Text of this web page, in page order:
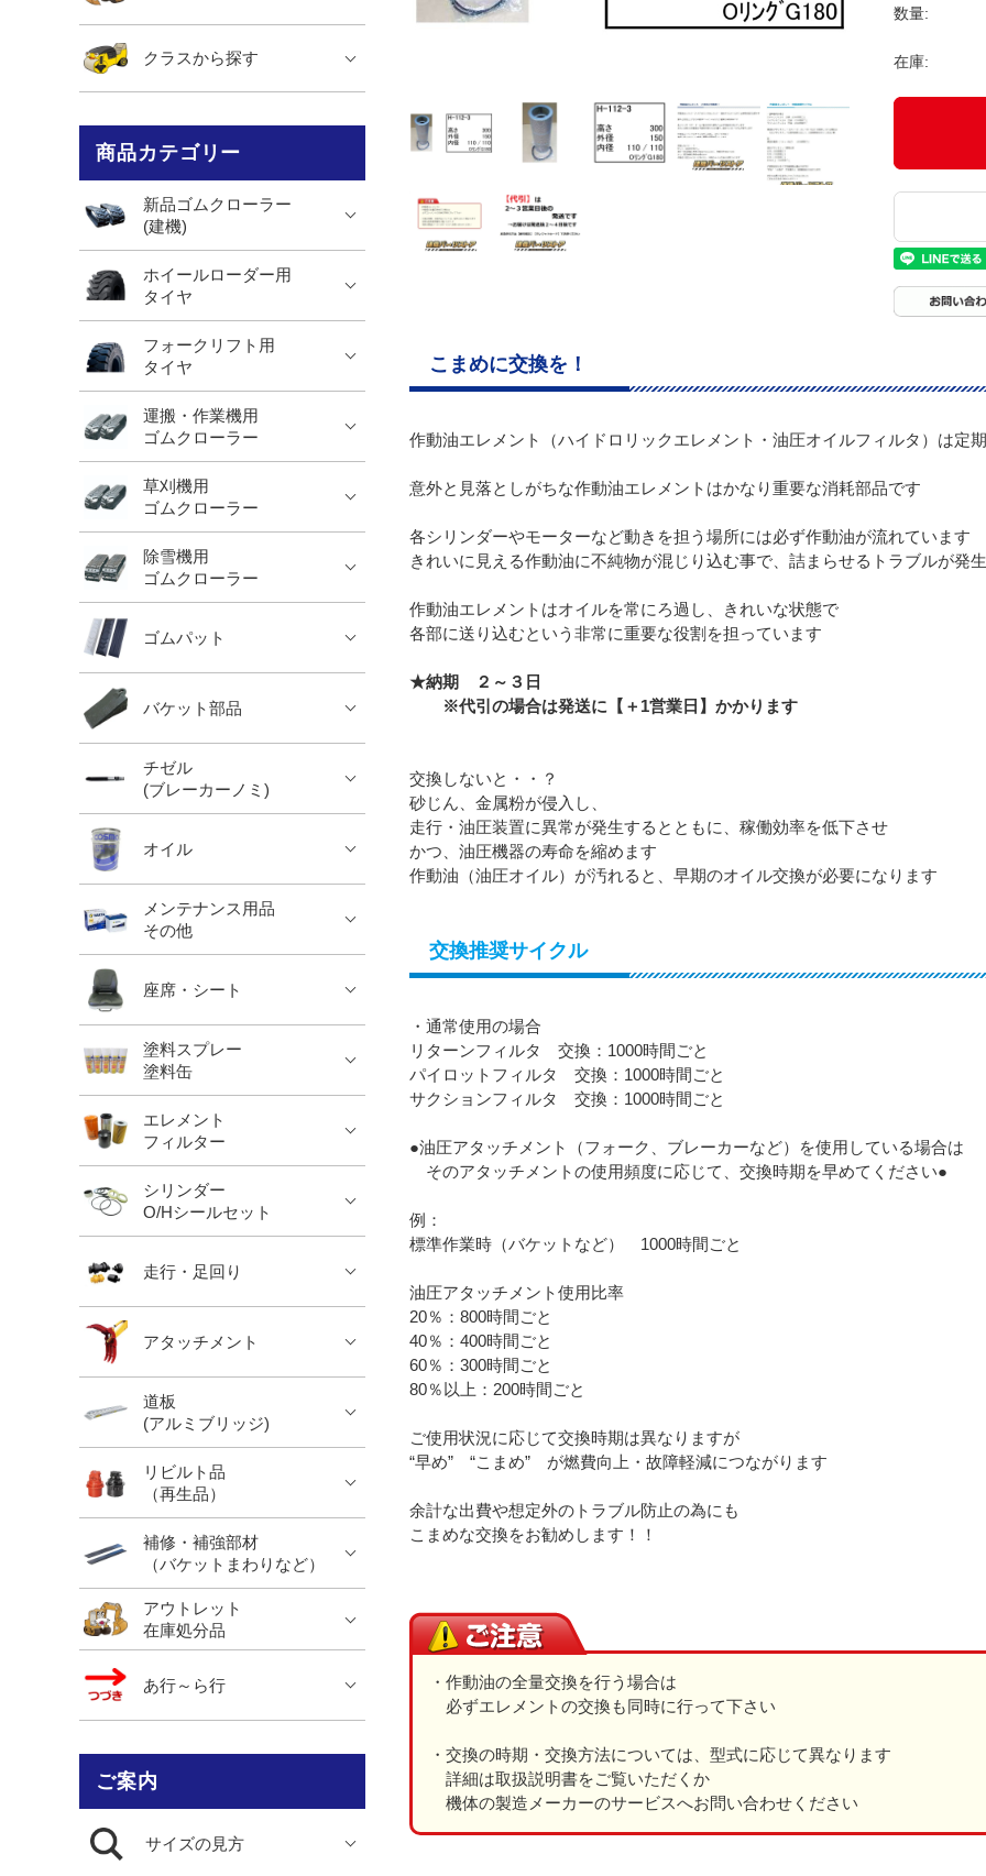
数量:
在庫:
こまめに交換を！
作動油エレメント（ハイドロリックエレメント・油圧オイルフィルタ）は定
意外と見落としがちな作動油エレメントはかなり重要な消耗部品です
各シリンダーやモーターなど動きを担う場所には必ず作動油が流れています
きれいに見える作動油に不純物が混じり込む事で、詰まらせるトラブルが発
作動油エレメントはオイルを常にろ過し、きれいな状態で
各部に送り込むという非常に重要な役割を担っています
★納期 ２～３日
※代引の場合は発送に【＋1営業日】かかります
交換しないと・・？
砂じん、金属粉が侵入し、
走行・油圧装置に異常が発生するとともに、稼働効率を低下させ
かつ、油圧機器の寿命を縮めます
作動油（油圧オイル）が汚れると、早期のオイル交換が必要になります
交換推奨サイクル
・通常使用の場合
リターンフィルタ 交換：1000時間ごと
パイロットフィルタ 交換：1000時間ごと
サクションフィルタ 交換：1000時間ごと
●油圧アタッチメント（フォーク、ブレーカーなど）を使用している場合は
そのアタッチメントの使用頻度に応じて、交換時期を早めてください●
例：
標準作業時（バケットなど） 1000時間ごと
油圧アタッチメント使用比率
20％：800時間ごと
40％：400時間ごと
60％：300時間ごと
80％以上：200時間ごと
ご使用状況に応じて交換時期は異なりますが
“早め” “こまめ” が燃費向上・故障軽減につながります
余計な出費や想定外のトラブル防止の為にも
こまめな交換をお勧めします！！
・作動油の全量交換を行う場合は
必ずエレメントの交換も同時に行って下さい
・交換の時期・交換方法については、型式に応じて異なります
詳細は取扱説明書をご覧いただくか
機体の製造メーカーのサービスへお問い合わせください
クラスから探す
商品カテゴリー
新品ゴムクローラー
(建機)
ホイールローダー用
タイヤ
フォークリフト用
タイヤ
運搬・作業機用
ゴムクローラー
草刈機用
ゴムクローラー
除雪機用
ゴムクローラー
ゴムパット
バケット部品
チゼル
(ブレーカーノミ)
オイル
メンテナンス用品
その他
座席・シート
塗料スプレー
塗料缶
エレメント
フィルター
シリンダー
O/Hシールセット
走行・足回り
アタッチメント
道板
(アルミブリッジ)
リビルト品
（再生品）
補修・補強部材
（バケットまわりなど）
アウトレット
在庫処分品
あ行～ら行
ご案内
サイズの見方